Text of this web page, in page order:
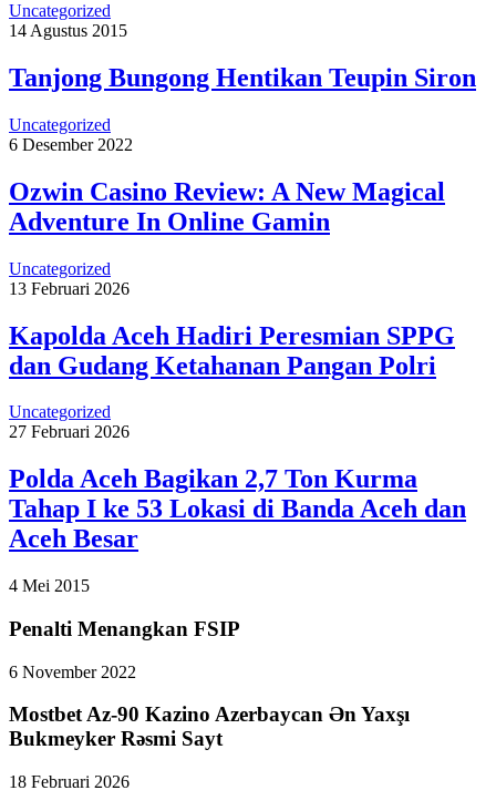
Uncategorized
14 Agustus 2015
Tanjong Bungong Hentikan Teupin Siron
Uncategorized
6 Desember 2022
Ozwin Casino Review: A New Magical
Adventure In Online Gamin
Uncategorized
13 Februari 2026
Kapolda Aceh Hadiri Peresmian SPPG
dan Gudang Ketahanan Pangan Polri
Uncategorized
27 Februari 2026
Polda Aceh Bagikan 2,7 Ton Kurma
Tahap I ke 53 Lokasi di Banda Aceh dan
Aceh Besar
4 Mei 2015
Penalti Menangkan FSIP
6 November 2022
Mostbet Az-90 Kazino Azerbaycan Ən Yaxşı
Bukmeyker Rəsmi Sayt
18 Februari 2026